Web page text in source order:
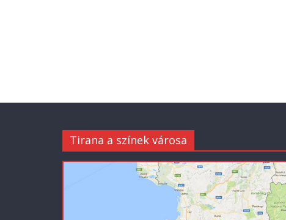
Tirana a színek városa